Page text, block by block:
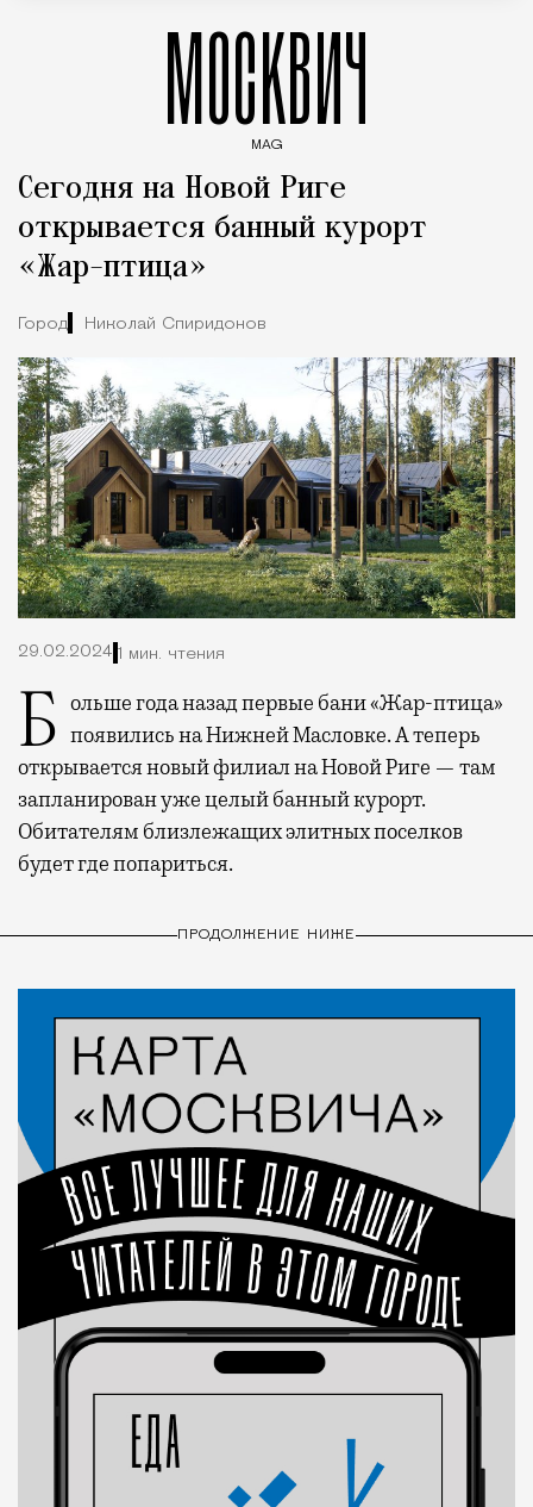
МОСКВИЧ
MAG
Сегодня на Новой Риге
открывается банный курорт
«Жар-птица»
Город Николай Спиридонов
29.02.2024 1 мин. чтения
Больше года назад первые бани «Жар-птица» появились на Нижней Масловке. А теперь
открывается новый филиал на Новой Риге — там
запланирован уже целый банный курорт.
Обитателям близлежащих элитных поселков
будет где попариться.
ПРОДОЛЖЕНИЕ НИЖЕ